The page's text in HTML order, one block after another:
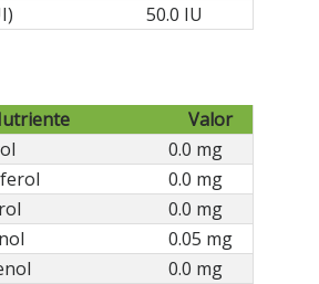
50.0 IU
Valor
0.0 mg
0.0 mg
0.0 mg
0.05 mg
0.0 mg